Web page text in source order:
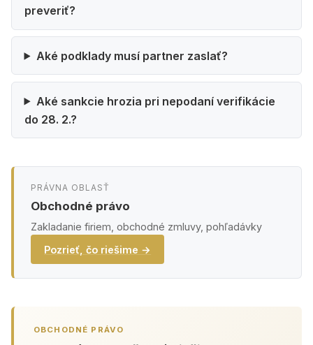
preveriť?
Aké podklady musí partner zaslať?
Aké sankcie hrozia pri nepodaní verifikácie
do 28. 2.?
PRÁVNA OBLASŤ
Obchodné právo
Zakladanie firiem, obchodné zmluvy, pohľadávky
Pozrieť, čo riešime →
OBCHODNÉ PRÁVO